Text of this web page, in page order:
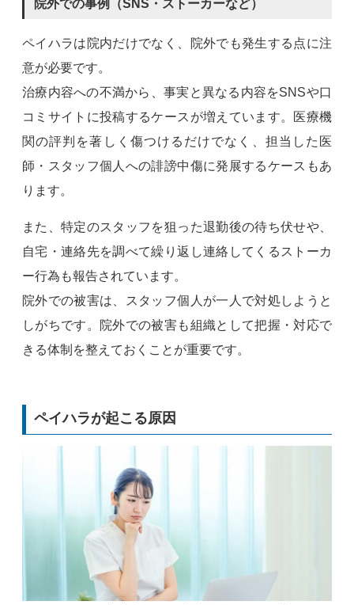
院外での事例（SNS・ストーカーなど）
ペイハラは院内だけでなく、院外でも発生する点に注
意が必要です。
治療内容への不満から、事実と異なる内容をSNSや口
コミサイトに投稿するケースが増えています。医療機
関の評判を著しく傷つけるだけでなく、担当した医
師・スタッフ個人への誹謗中傷に発展するケースもあ
ります。
また、特定のスタッフを狙った退勤後の待ち伏せや、
自宅・連絡先を調べて繰り返し連絡してくるストーカ
ー行為も報告されています。
院外での被害は、スタッフ個人が一人で対処しようと
しがちです。院外での被害も組織として把握・対応で
きる体制を整えておくことが重要です。
ペイハラが起こる原因